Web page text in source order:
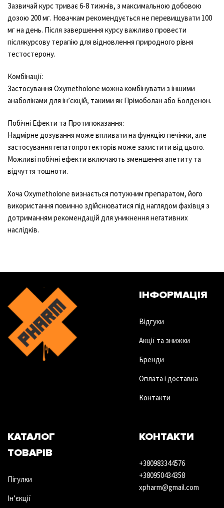
Зазвичай курс триває 6-8 тижнів, з максимальною добовою
дозою 200 мг. Новачкам рекомендується не перевищувати 100
мг на день. Після завершення курсу важливо провести
післякурсову терапію для відновлення природного рівня
тестостерону.
Комбінації:
Застосування Oxymetholone можна комбінувати з іншими
анаболіками для ін’єкцій, такими як Прімоболан або Болденон.
Побічні Ефекти та Протипоказання:
Надмірне дозування може впливати на функцію печінки, але
застосування гепатопротекторів може захистити від цього.
Можливі побічні ефекти включають зменшення апетиту та
відчуття тошноти.
Хоча Oxymetholone визнається потужним препаратом, його
використання повинно здійснюватися під наглядом фахівця з
дотриманням рекомендацій для уникнення негативних
наслідків.
ІНФОРМАЦІЯ
Відгуки
Акції та знижки
Бренди
Оплата і доставка
Контакти
КАТАЛОГ
ТОВАРІВ
Пігулки
Ін’єкції
КОНТАКТИ
+380983344576
+380950434358
xpharm@gmail.com